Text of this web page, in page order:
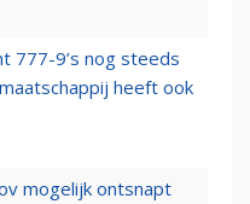
777-9’s nog steeds
heeft ook
mogelijk ontsnapt